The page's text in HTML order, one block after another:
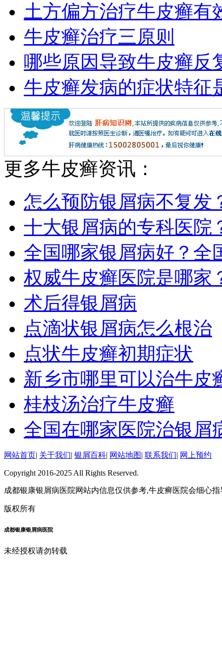
土方偏方治疗牛皮癣有
牛皮癣治疗三原则
哪些原因导致牛皮癣反
牛皮癣发病的症状特征
更多牛皮癣资讯：
怎么预防银屑病不复发
十大银屑病的专科医院
全国哪家银屑病好？全
权威牛皮癣医院是哪家
术后得银屑病
点滴状银屑病怎么根治
点状牛皮癣初期症状
新乡市哪里可以治牛皮
桂枝汤治疗牛皮癣
全国在哪家医院治银屑
网站首页| 关于我们| 银屑百科| 网站地图| 联系我们| 网上预约
Copyright 2016-2025 All Rights Reserved.
成都银康银屑病医院网站内信息仅供参考,牛皮癣医院会细心
版权所有
成都银康银屑病医院
未经授权请勿转载